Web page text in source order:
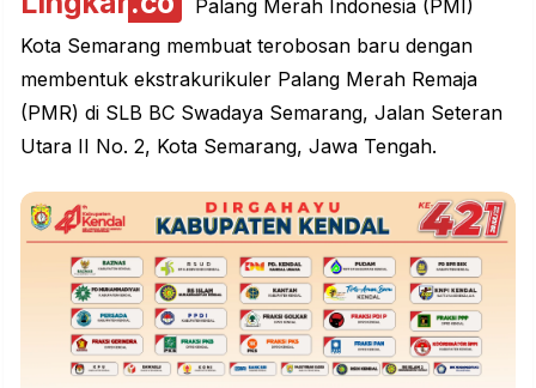
Palang Merah Indonesia (PMI)
Kota Semarang membuat terobosan baru dengan
membentuk ekstrakurikuler Palang Merah Remaja
(PMR) di SLB BC Swadaya Semarang, Jalan Seteran
Utara II No. 2, Kota Semarang, Jawa Tengah.